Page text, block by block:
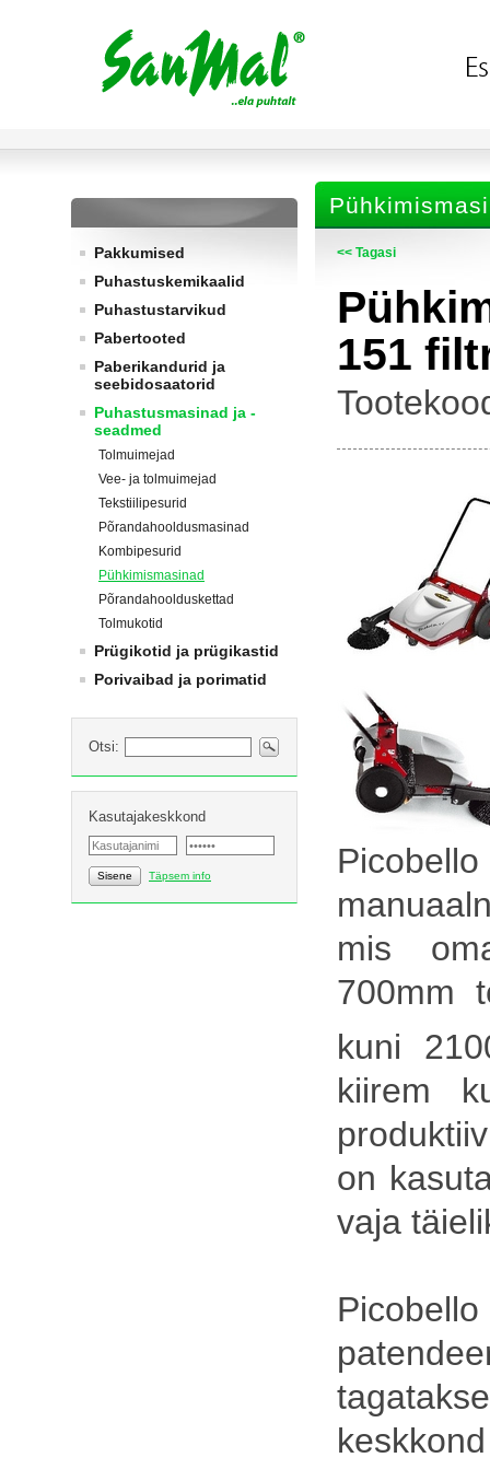
Pakkumised
Puhastuskemikaalid
Puhastustarvikud
Pabertooted
Paberikandurid ja
seebidosaatorid
Puhastusmasinad ja -
seadmed
Tolmuimejad
Vee- ja tolmuimejad
Tekstiilipesurid
Põrandahooldusmasinad
Kombipesurid
Pühkimismasinad
Põrandahoolduskettad
Tolmukotid
Prügikotid ja prügikastid
Porivaibad ja porimatid
Otsi:
Kasutajakeskkond
Sisene Täpsem info
<< Tagasi
151
mis
700mm
kuni
kiirem
on
vaja